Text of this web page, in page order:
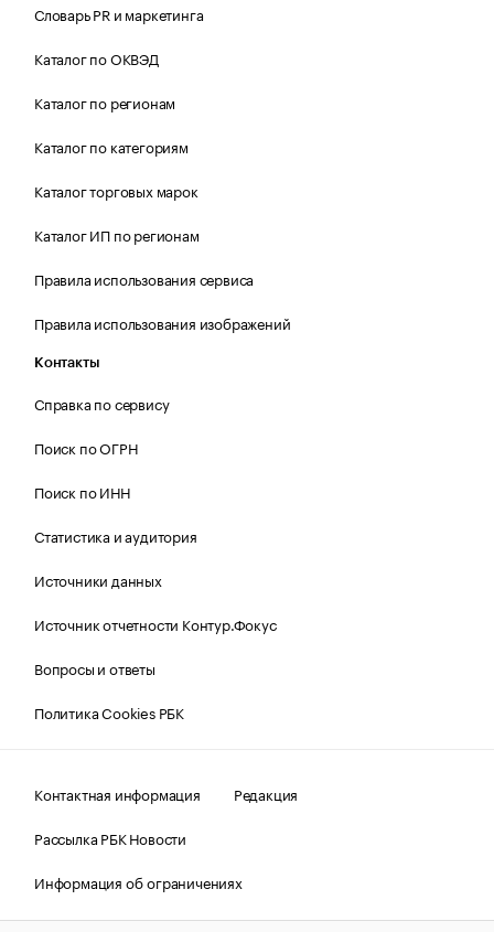
Словарь PR и маркетинга
Каталог по ОКВЭД
Каталог по регионам
Каталог по категориям
Каталог торговых марок
Каталог ИП по регионам
Правила использования сервиса
Правила использования изображений
Контакты
Справка по сервису
Поиск по ОГРН
Поиск по ИНН
Статистика и аудитория
Источники данных
Источник отчетности Контур.Фокус
Вопросы и ответы
Политика Cookies РБК
Контактная информация
Редакция
Рассылка РБК Новости
Информация об ограничениях
Правовая информация
О соблюдении авторских прав